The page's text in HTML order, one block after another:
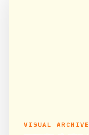
VISUAL ARCHIVE